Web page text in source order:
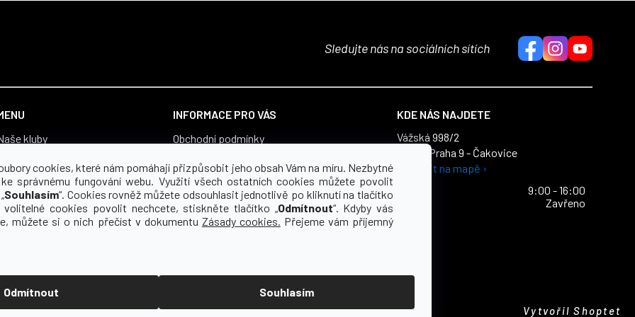
cookies, které nám pomáhají přizpůsobit jeho obsah Vám na míru. Nezbytné
správnému fungování webu. Využití všech ostatních cookies můžete povolit
Souhlasím“. Cookies rovněž můžete odsouhlasit jednotlivě po kliknutí na tlačítko
volitelné cookies povolit nechcete, stiskněte tlačítko „Odmítnout“. Kdyby vás
můžete si o nich přečíst v dokumentu Zásady cookies. Přejeme vám příjemný
Odmítnout Souhlasím
Sledujte nás na sociálních sítích
kluby
yourclub
koho se staráme
INFORMACE PRO VÁS
Obchodní podmínky
Souhlas se zpracováním osobních údajů
Reklamace a vrácení zboží
Pro média
KDE NÁS NAJDETE
Vážská 998/2
196 00 Praha 9 - Čakovice
Zobrazit na mapě ›
9:00 - 16:00
Zavřeno
Vytvořil Shoptet
Upravit nastavení cookies